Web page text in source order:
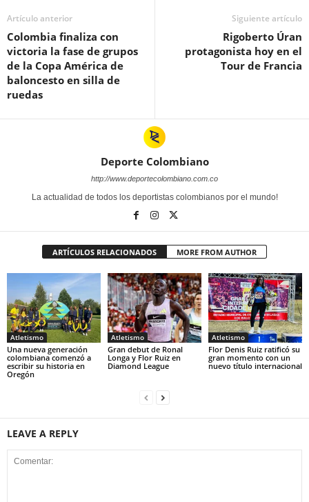
Artículo anterior
Colombia finaliza con
victoria la fase de grupos
de la Copa América de
baloncesto en silla de
ruedas
Siguiente artículo
Rigoberto Úran
protagonista hoy en el
Tour de Francia
Deporte Colombiano
http://www.deportecolombiano.com.co
La actualidad de todos los deportistas colombianos por el mundo!
ARTÍCULOS RELACIONADOS MORE FROM AUTHOR
Atletismo
Una nueva generación
colombiana comenzó a
escribir su historia en
Oregón
Atletismo
Gran debut de Ronal
Longa y Flor Ruiz en
Diamond League
Atletismo
Flor Denis Ruiz ratificó su
gran momento con un
nuevo título internacional
LEAVE A REPLY